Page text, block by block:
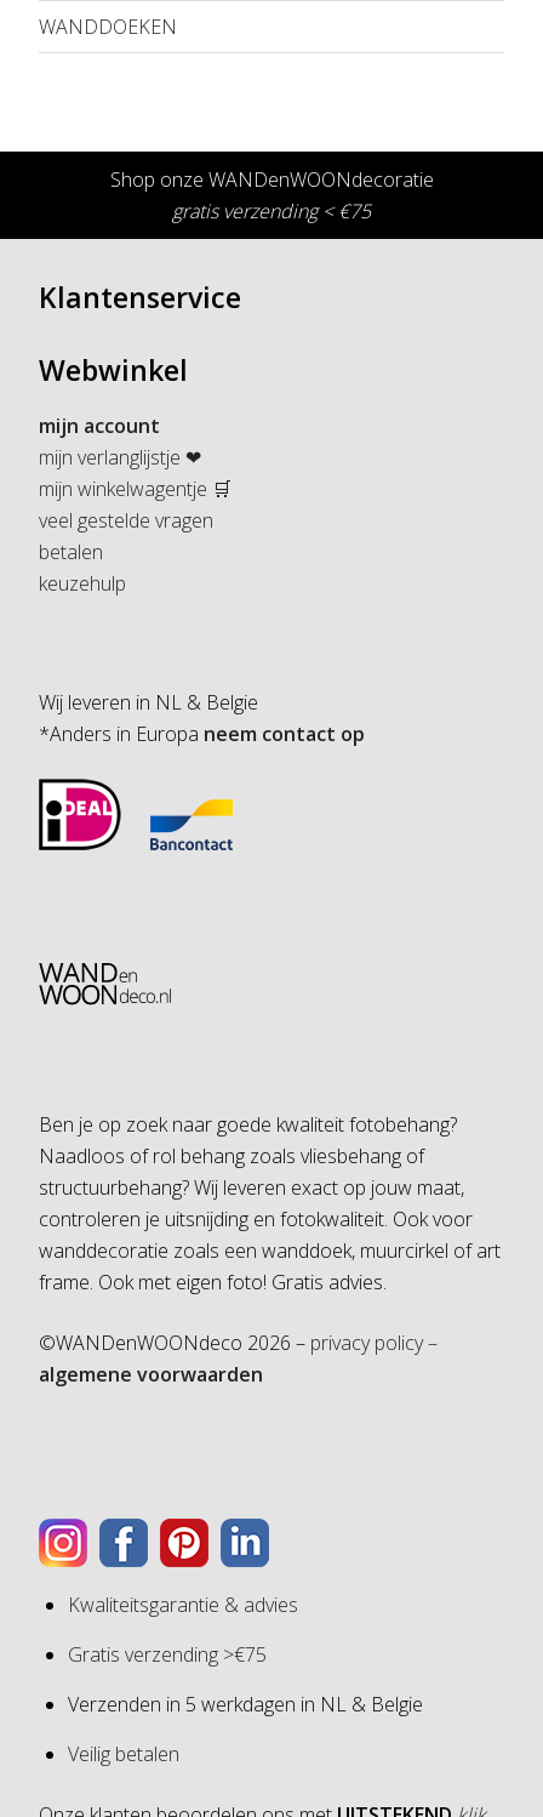
WANDDOEKEN
Shop onze WANDenWOONdecoratie
gratis verzending < €75
Klantenservice
Webwinkel
mijn account
mijn verlanglijstje ❤
mijn winkelwagentje 🛒
veel gestelde vragen
betalen
keuzehulp
Wij leveren in NL & Belgie
*Anders in Europa neem contact op
Ben je op zoek naar goede kwaliteit fotobehang?
Naadloos of rol behang zoals vliesbehang of
structuurbehang? Wij leveren exact op jouw maat,
controleren je uitsnijding en fotokwaliteit. Ook voor
wanddecoratie zoals een wanddoek, muurcirkel of art
frame. Ook met eigen foto! Gratis advies.
©WANDenWOONdeco 2026 – privacy policy –
algemene voorwaarden
Kwaliteitsgarantie & advies
Gratis verzending >€75
Verzenden in 5 werkdagen in NL & Belgie
Veilig betalen